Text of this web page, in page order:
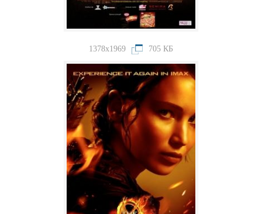
1378x1969 705 КБ